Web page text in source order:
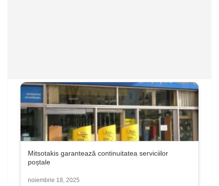
Mitsotakis garantează continuitatea serviciilor
poștale
noiembrie 18, 2025